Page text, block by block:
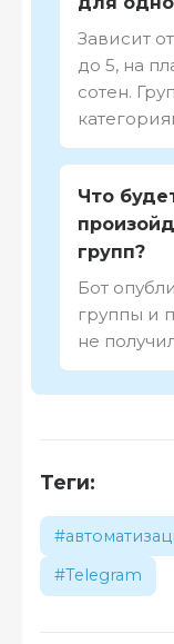
Зависит
до 5, на
сотен.
Что
групп?
Бот
группы и
не
Теги:
#Telegram